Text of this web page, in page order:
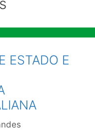
ESTADO E